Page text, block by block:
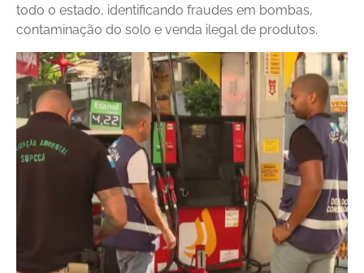
todo o estado, identificando fraudes em bombas,
contaminação do solo e venda ilegal de produtos.